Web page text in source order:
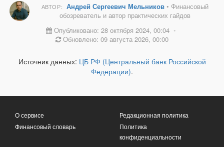
АВТОР: Андрей Сергеевич Мельников• Финансовый
обозреватель и автор практических гайдов
Опубликовано: 28 октября 2024, 00:04 •
Обновлено: 09 августа 2026, 00:00
Источник данных: ЦБ РФ (Центральный банк Российской
Федерации).
О сервисе
Финансовый словарь
Редакционная политика
Политика
конфиденциальности